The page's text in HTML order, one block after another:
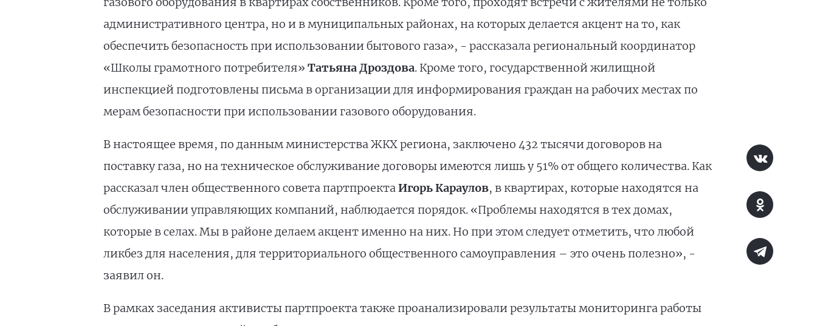
административного центра, но и в муниципальных районах, на которых делается акцент на то, как
обеспечить безопасность при использовании бытового газа», - рассказала региональный координатор
«Школы грамотного потребителя» Татьяна Дроздова. Кроме того, государственной жилищной
инспекцией подготовлены письма в организации для информирования граждан на рабочих местах по
мерам безопасности при использовании газового оборудования.
В настоящее время, по данным министерства ЖКХ региона, заключено 432 тысячи договоров на
поставку газа, но на техническое обслуживание договоры имеются лишь у 51% от общего количества. Как
рассказал член общественного совета партпроектаИгорь Караулов, в квартирах, которые находятся на
обслуживании управляющих компаний, наблюдается порядок. «Проблемы находятся в тех домах,
которые в селах. Мы в районе делаем акцент именно на них. Но при этом следует отметить, что любой
ликбез для населения, для территориального общественного самоуправления – это очень полезно», -
заявил он.
В рамках заседания активисты партпроекта также проанализировали результаты мониторинга работы